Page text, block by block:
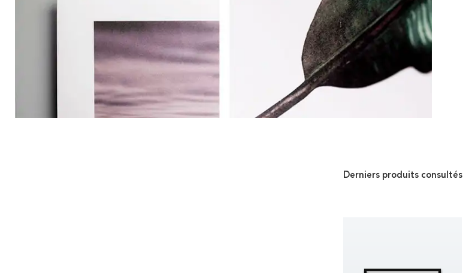
Derniers produits consultés